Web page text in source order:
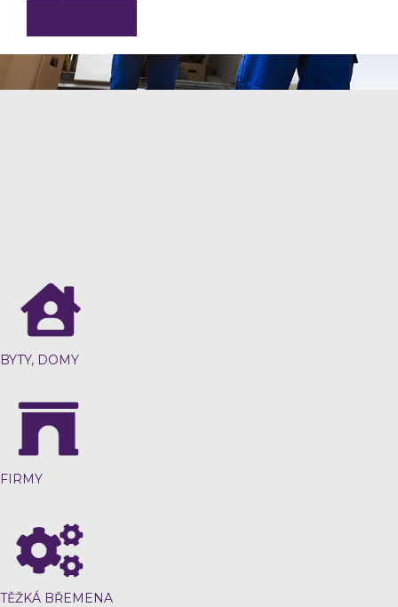
BYTY, DOMY
FIRMY
TĚŽKÁ BŘEMENA